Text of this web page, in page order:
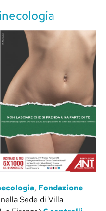
, Fondazione
Sede di Villa